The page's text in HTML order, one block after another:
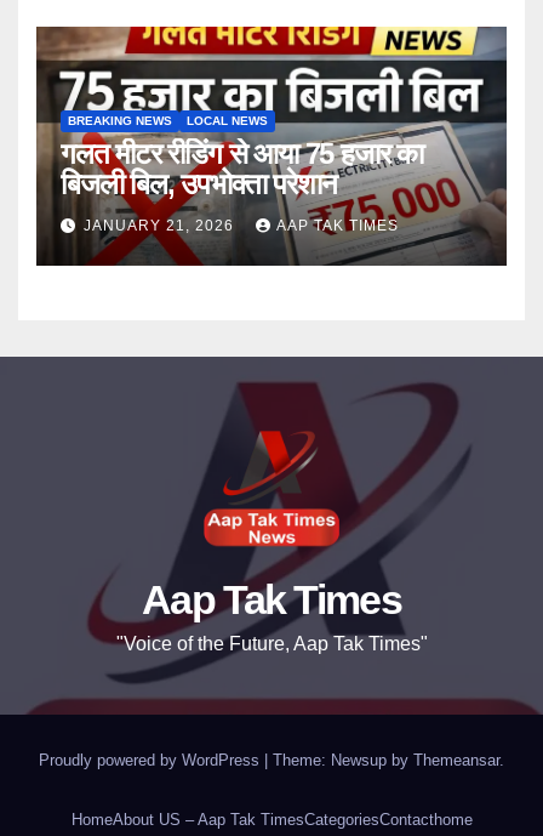
BREAKING NEWS LOCAL NEWS
गलत मीटर रीडिंग से आया 75 हजार का
बिजली बिल, उपभोक्ता परेशान
JANUARY 21, 2026 AAP TAK TIMES
Aap Tak Times
"Voice of the Future, Aap Tak Times"
Proudly powered by WordPress Theme: Newsup by Themeansar.
HomeAbout US – Aap Tak TimesCategoriesContacthome